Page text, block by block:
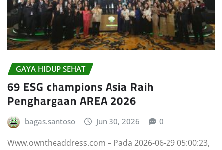
GAYA HIDUP SEHAT
69 ESG champions Asia Raih
Penghargaan AREA 2026
bagas.santoso Jun 30, 2026 0
Www.owntheaddress.com – Pada 2026-06-29 05:00:23,